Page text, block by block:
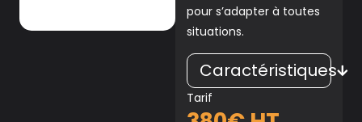
pour s’adapter à toutes
situations.
Caractéristiques
Tarif